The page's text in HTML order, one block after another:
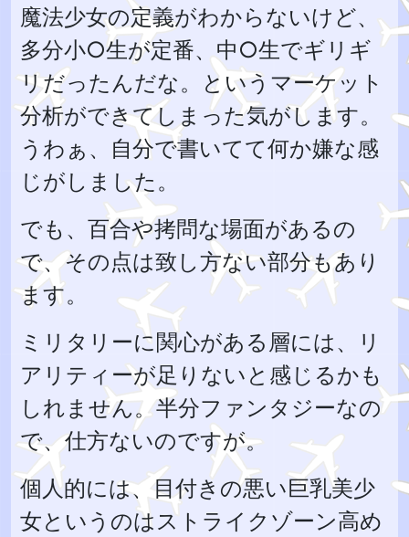
魔法少女の定義がわからないけど、
多分小○生が定番、中○生でギリギ
リだったんだな。というマーケット
分析ができてしまった気がします。
うわぁ、自分で書いてて何か嫌な感
じがしました。
でも、百合や拷問な場面があるの
で、その点は致し方ない部分もあり
ます。
ミリタリーに関心がある層には、リ
アリティーが足りないと感じるかも
しれません。半分ファンタジーなの
で、仕方ないのですが。
個人的には、目付きの悪い巨乳美少
女というのはストライクゾーン高め